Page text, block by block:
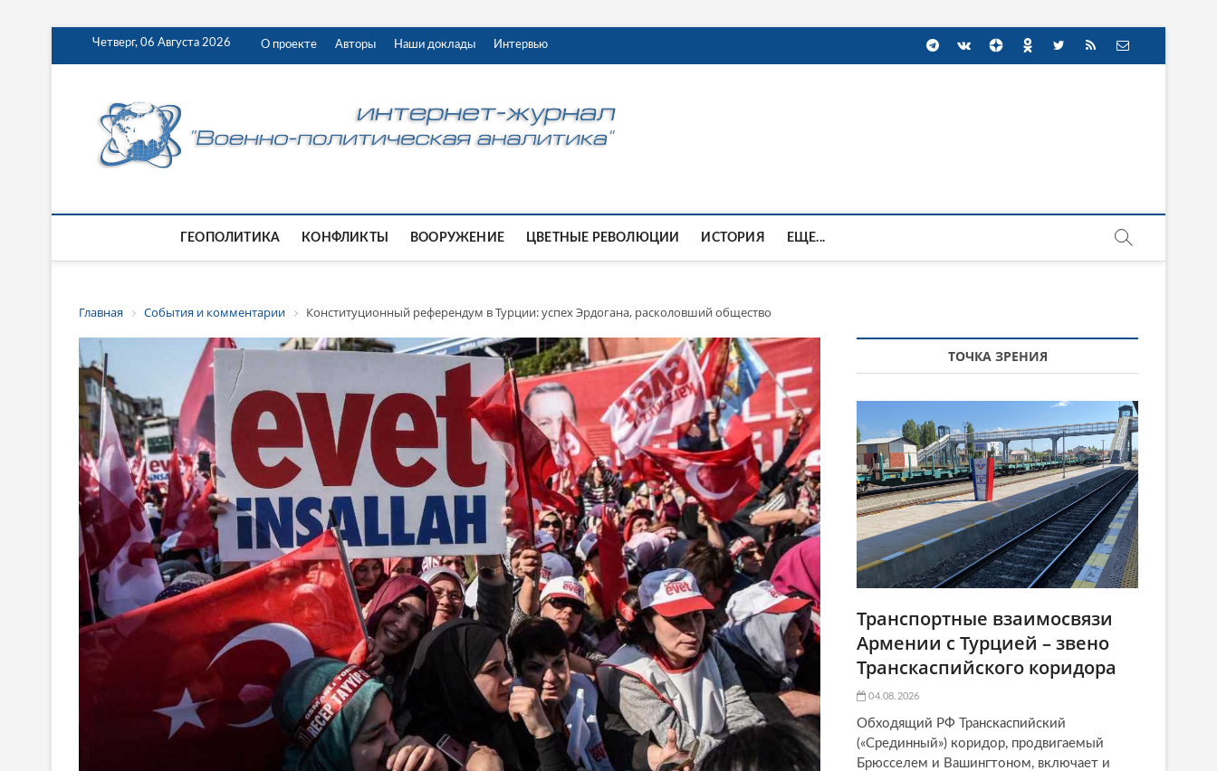
Четверг, 06 Августа 2026 О проекте Авторы Наши доклады Интервью
ГЕОПОЛИТИКА КОНФЛИКТЫ ВООРУЖЕНИЕ ЦВЕТНЫЕ РЕВОЛЮЦИИ ИСТОРИЯ ЕЩЕ...
Главная События и комментарии Конституционный референдум в Турции: успех Эрдогана, расколовший общество
ТОЧКА ЗРЕНИЯ
Транспортные взаимосвязи
Армении с Турцией – звено
Транскаспийского коридора
04.08.2026
Обходящий РФ Транскаспийский
(«Срединный») коридор, продвигаемый
Брюсселем и Вашингтоном, включает и